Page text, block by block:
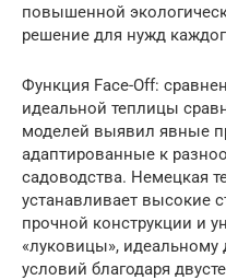
повышенной
решение для нужд
Функция Face-Off:
идеальной теплицы
моделей выявил явные
адаптированные к
садоводства. Немецкая
устанавливает высокие
прочной конструкции и
«луковицы»,
условий благодаря